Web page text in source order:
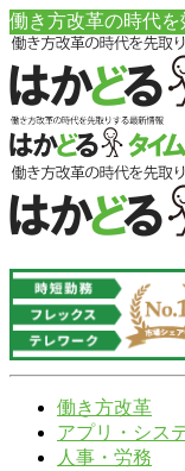
働き方改革の時代を
働き方改革
アプリ・シス
人事・労務